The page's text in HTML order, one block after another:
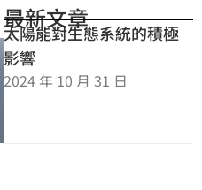
最新文章
太陽能對生態系統的積極
影響
2024 年 10 月 31 日